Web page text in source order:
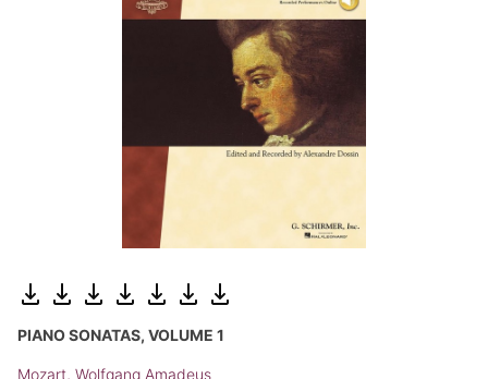
PIANO SONATAS, VOLUME 1
Mozart, Wolfgang Amadeus